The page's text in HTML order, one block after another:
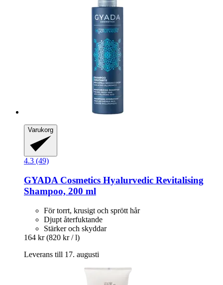
Varukorg
4.3 (49)
GYADA Cosmetics Hyalurvedic Revitalising
Shampoo, 200 ml
För torrt, krusigt och sprött hår
Djupt återfuktande
Stärker och skyddar
164 kr (820 kr / l)
Leverans till 17. augusti